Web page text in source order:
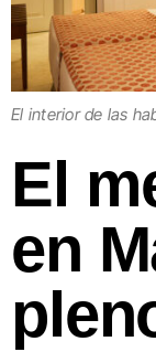
El interior de las
El
en